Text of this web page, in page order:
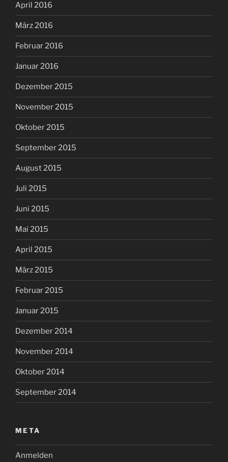
April 2016
März 2016
Februar 2016
Januar 2016
Dezember 2015
November 2015
Oktober 2015
September 2015
August 2015
Juli 2015
Juni 2015
Mai 2015
April 2015
März 2015
Februar 2015
Januar 2015
Dezember 2014
November 2014
Oktober 2014
September 2014
META
Anmelden